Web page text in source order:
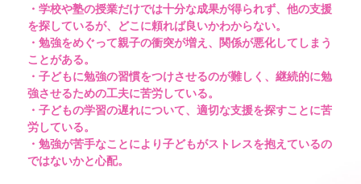
・学校や塾の授業だけでは十分な成果が得られず、他の支援
を探しているが、どこに頼れば良いかわからない。
・勉強をめぐって親子の衝突が増え、関係が悪化してしまう
ことがある。
・子どもに勉強の習慣をつけさせるのが難しく、継続的に勉
強させるための工夫に苦労している。
・子どもの学習の遅れについて、適切な支援を探すことに苦
労している。
・勉強が苦手なことにより子どもがストレスを抱えているの
ではないかと心配。